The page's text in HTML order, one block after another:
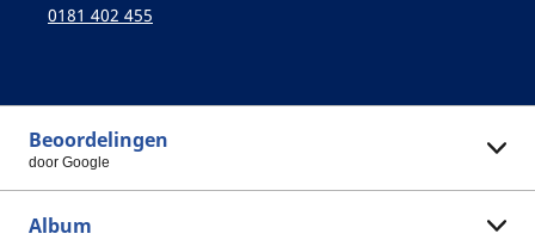
0181 402 455
Beoordelingen
door Google
Album